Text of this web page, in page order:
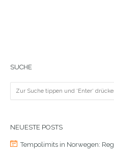
SUCHE
NEUESTE POSTS
Tempolimits in Norwegen: